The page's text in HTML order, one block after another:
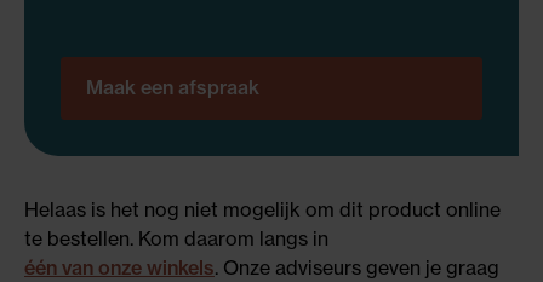
Maak een afspraak
Helaas is het nog niet mogelijk om dit product online
te bestellen. Kom daarom langs in
één van onze winkels. Onze adviseurs geven je graag